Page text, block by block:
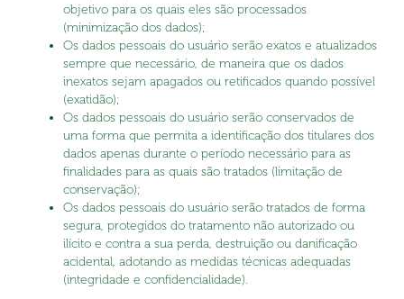
objetivo para os quais eles são processados
(minimização dos dados);
Os dados pessoais do usuário serão exatos e atualizados
sempre que necessário, de maneira que os dados
inexatos sejam apagados ou retificados quando possível
(exatidão);
Os dados pessoais do usuário serão conservados de
uma forma que permita a identificação dos titulares dos
dados apenas durante o período necessário para as
finalidades para as quais são tratados (limitação de
conservação);
Os dados pessoais do usuário serão tratados de forma
segura, protegidos do tratamento não autorizado ou
ilícito e contra a sua perda, destruição ou danificação
acidental, adotando as medidas técnicas adequadas
(integridade e confidencialidade).